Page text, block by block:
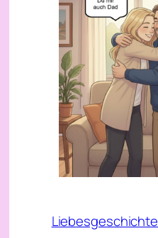
Liebesgeschichte